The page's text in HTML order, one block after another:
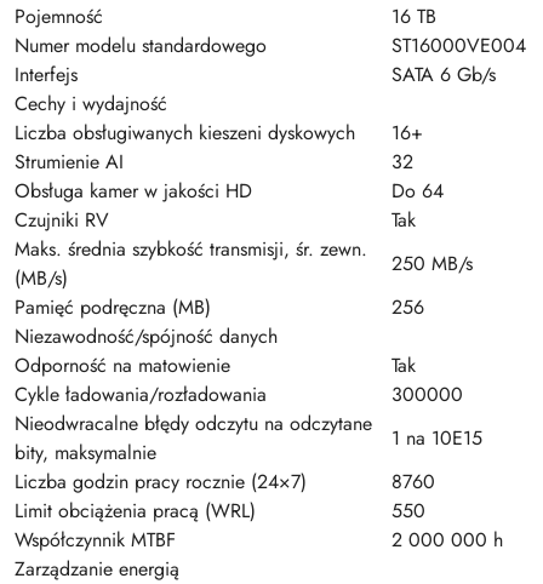
Pojemność
16 TB
Numer modelu standardowego
ST16000VE004
Interfejs
SATA 6 Gb/s
Cechy i wydajność
Liczba obsługiwanych kieszeni dyskowych
16+
Strumienie AI
32
Obsługa kamer w jakości HD
Do 64
Czujniki RV
Tak
Maks. średnia szybkość transmisji, śr. zewn.
(MB/s)
250 MB/s
Pamięć podręczna (MB)
256
Niezawodność/spójność danych
Odporność na matowienie
Tak
Cykle ładowania/rozładowania
300000
Nieodwracalne błędy odczytu na odczytane
bity, maksymalnie
1 na 10E15
Liczba godzin pracy rocznie (24×7)
8760
Limit obciążenia pracą (WRL)
550
Współczynnik MTBF
2 000 000 h
Zarządzanie energią